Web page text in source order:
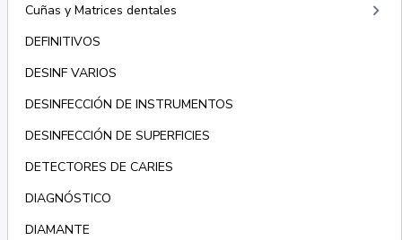
Cuñas y Matrices dentales keyboard_arrow_right
DEFINITIVOS
DESINF VARIOS
DESINFECCIÓN DE INSTRUMENTOS
DESINFECCIÓN DE SUPERFICIES
DETECTORES DE CARIES
DIAGNÓSTICO
DIAMANTE